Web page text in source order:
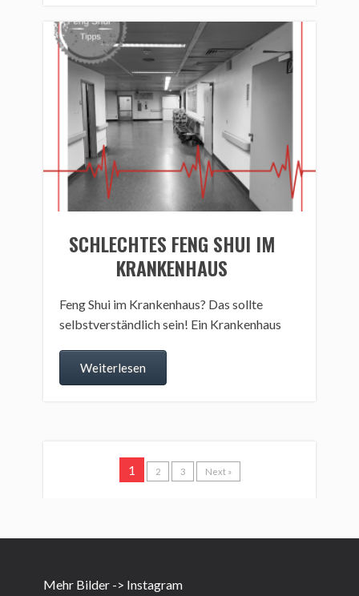
SCHLECHTES FENG SHUI IM
KRANKENHAUS
Feng Shui im Krankenhaus? Das sollte
selbstverständlich sein! Ein Krankenhaus
Weiterlesen
1 2 3 Next »
Mehr Bilder -> Instagram